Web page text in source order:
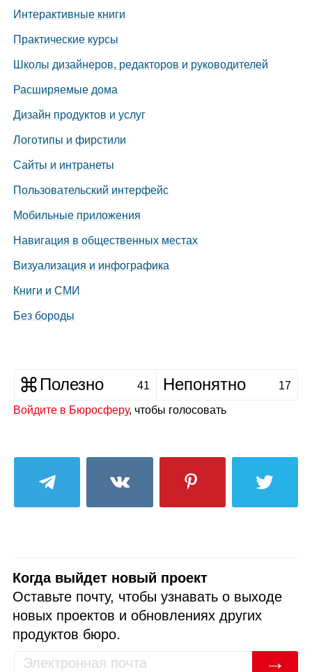
Интерактивные книги
Практические курсы
Школы дизайнеров, редакторов и руководителей
Расширяемые дома
Дизайн продуктов и услуг
Логотипы и фирстили
Сайты и интранеты
Пользовательский интерфейс
Мобильные приложения
Навигация в общественных местах
Визуализация и инфографика
Книги и СМИ
Без бороды
Полезно 41 Непонятно 17
Войдите в Бюросферу, чтобы голосовать
Когда выйдет новый проект
Оставьте почту, чтобы узнавать о выходе
новых проектов и обновлениях других
продуктов бюро.
→